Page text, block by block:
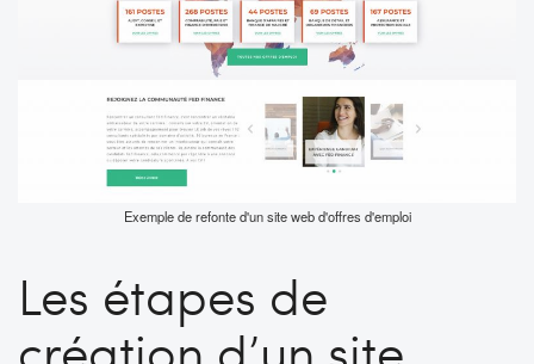
Exemple de refonte d'un site web d'offres d'emploi
Les étapes de